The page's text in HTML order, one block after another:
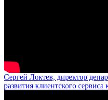
Сергей Локтев, директор
развития клиентского